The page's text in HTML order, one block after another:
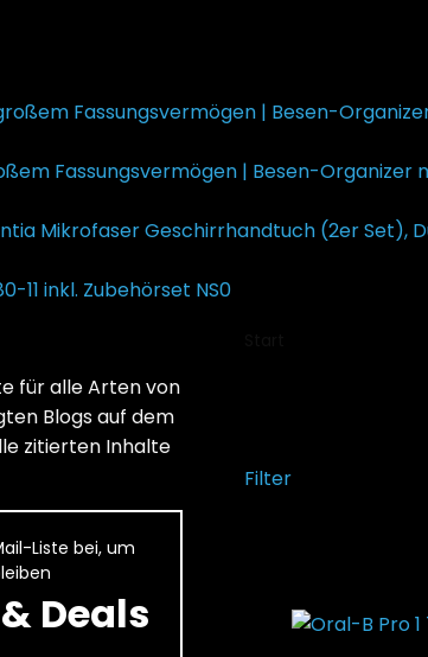
Fassungsvermögen | Besen-Organizer
Mikrofaser Geschirrhandtuch (2er Set),
11 inkl. Zubehörset NS0
Filter
für alle Arten von
Blogs auf dem
zitierten Inhalte
Liste bei, um
Deals